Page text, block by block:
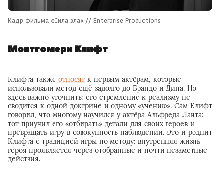
Кадр фильма «Сила зла» // Enterprise Productions
Монтгомери Клифт
Клифта также относят к первым актёрам, которые
использовали метод ещё задолго до Брандо и Дина. Но
здесь важно уточнить: его стремление к реализму не
сводится к одной доктрине и одному «учению». Сам Клифт
говорил, что многому научился у актёра Альфреда Ланта:
тот приучил его «отбирать» детали для своих героев и
превращать игру в совокупность наблюдений. Это и роднит
Клифта с традицией игры по методу: внутренняя жизнь
героя проявляется через отобранные и почти незаметные
действия.